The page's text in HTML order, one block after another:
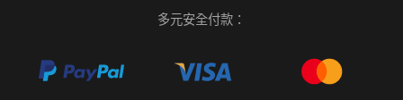
多元安全付款：